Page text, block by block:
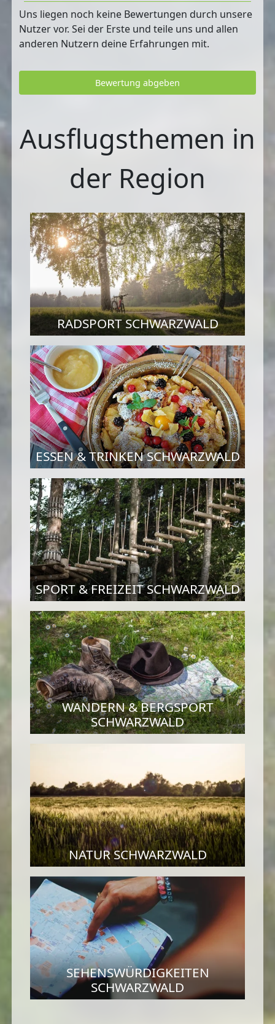
Uns liegen noch keine Bewertungen durch unsere
Nutzer vor. Sei der Erste und teile uns und allen
anderen Nutzern deine Erfahrungen mit.
Bewertung abgeben
Ausflugsthemen in
der Region
RADSPORT SCHWARZWALD
ESSEN & TRINKEN SCHWARZWALD
SPORT & FREIZEIT SCHWARZWALD
WANDERN & BERGSPORT
SCHWARZWALD
NATUR SCHWARZWALD
SEHENSWÜRDIGKEITEN
SCHWARZWALD